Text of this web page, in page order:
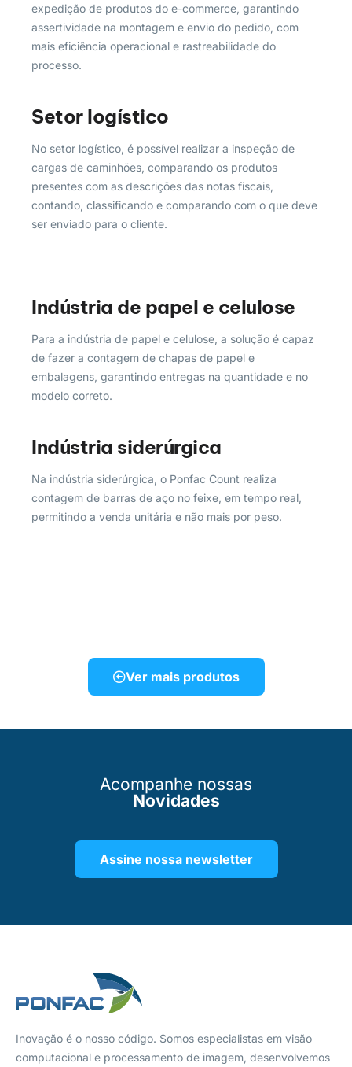
expedição de produtos do e-commerce, garantindo
assertividade na montagem e envio do pedido, com
mais eficiência operacional e rastreabilidade do
processo.
Setor logístico
No setor logístico, é possível realizar a inspeção de
cargas de caminhões, comparando os produtos
presentes com as descrições das notas fiscais,
contando, classificando e comparando com o que deve
ser enviado para o cliente.
Indústria de papel e celulose
Para a indústria de papel e celulose, a solução é capaz
de fazer a contagem de chapas de papel e
embalagens, garantindo entregas na quantidade e no
modelo correto.
Indústria siderúrgica
Na indústria siderúrgica, o Ponfac Count realiza
contagem de barras de aço no feixe, em tempo real,
permitindo a venda unitária e não mais por peso.
Ver mais produtos
Acompanhe nossas
Novidades
Assine nossa newsletter
Inovação é o nosso código. Somos especialistas em visão
computacional e processamento de imagem, desenvolvemos